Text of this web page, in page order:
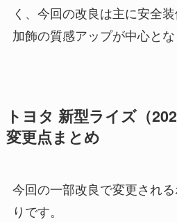
く、今回の改良は主に安全
加飾の質感アップが中心とな
トヨタ 新型ライズ（
変更点まとめ
今回の一部改良で変更され
りです。